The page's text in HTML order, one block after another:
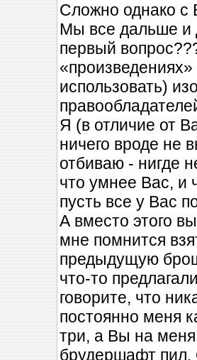
Сложно однако с
Мы все дальше и
первый
использовать)
Я (в отличие от
ничего вроде не
отбиваю - нигде
что умнее Вас, и
пусть все у Вас
А вместо этого
мне помнится
предыдущую
что-то
говорите, что
постоянно меня
три, а Вы на меня
брудершафт пил.